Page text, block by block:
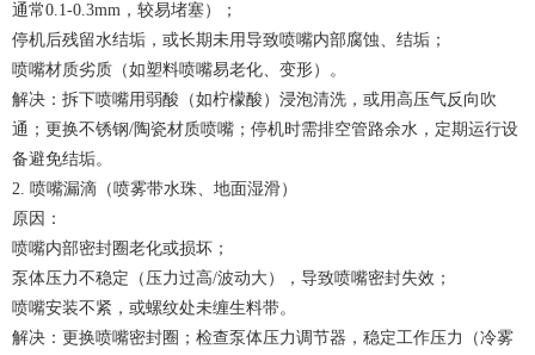
通常0.1-0.3mm，较易堵塞）；
停机后残留水结垢，或长期未用导致喷嘴内部腐蚀、结垢；
喷嘴材质劣质（如塑料喷嘴易老化、变形）。
解决：拆下喷嘴用弱酸（如柠檬酸）浸泡清洗，或用高压气反向吹
通；更换不锈钢/陶瓷材质喷嘴；停机时需排空管路余水，定期运行设
备避免结垢。
2. 喷嘴漏滴（喷雾带水珠、地面湿滑）
原因：
喷嘴内部密封圈老化或损坏；
泵体压力不稳定（压力过高/波动大），导致喷嘴密封失效；
喷嘴安装不紧，或螺纹处未缠生料带。
解决：更换喷嘴密封圈；检查泵体压力调节器，稳定工作压力（冷雾